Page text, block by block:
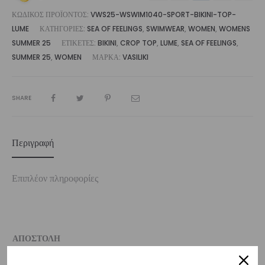
ΚΩΔΙΚΌΣ ΠΡΟΪΌΝΤΟΣ: VWS25-WSWIM1040-SPORT-BIKINI-TOP-
LUME
ΚΑΤΗΓΟΡΊΕΣ: SEA OF FEELINGS, SWIMWEAR, WOMEN, WOMENS
SUMMER 25
ΕΤΙΚΈΤΕΣ: BIKINI, CROP TOP, LUME, SEA OF FEELINGS,
SUMMER 25, WOMEN ΜΆΡΚΑ: VASILIKI
SHARE
Περιγραφή
Επιπλέον πληροφορίες
ΑΠΟΣΤΟΛΗ
Η παραγγελία σας θα αποσταλεί την πρώτη εργάσιμη ημέρα μετά την